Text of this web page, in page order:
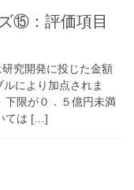
⑮：評価項目
究開発に投じた金額
により加点されま
下限が０．５億円未満
ては […]